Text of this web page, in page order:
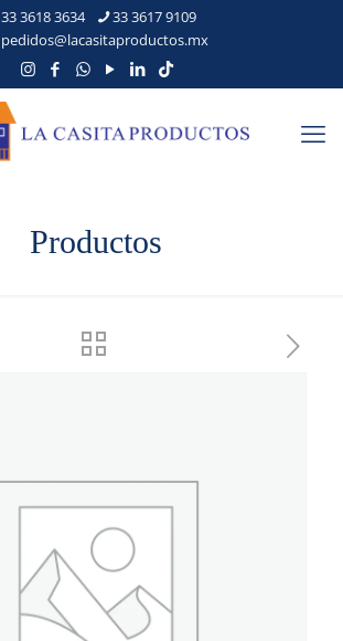
33 3618 3634
33 3617 9109
pedidos@lacasitaproductos.mx
Productos